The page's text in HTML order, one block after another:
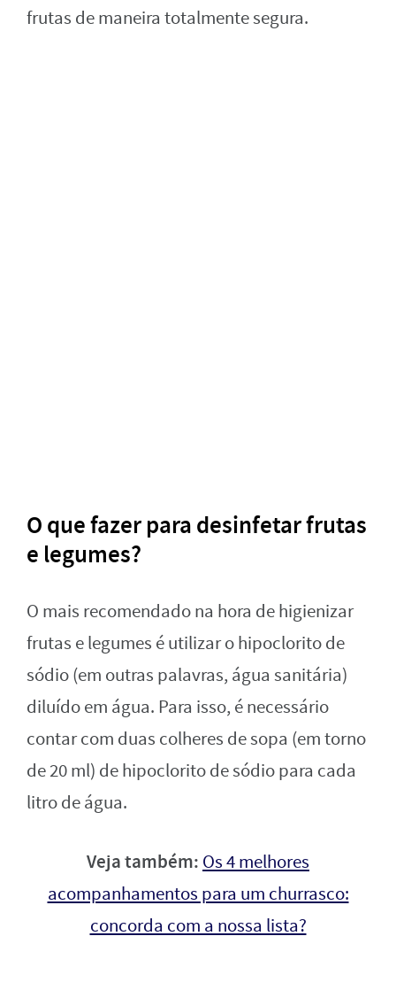
frutas de maneira totalmente segura.
O que fazer para desinfetar frutas
e legumes?
O mais recomendado na hora de higienizar
frutas e legumes é utilizar o hipoclorito de
sódio (em outras palavras, água sanitária)
diluído em água. Para isso, é necessário
contar com duas colheres de sopa (em torno
de 20 ml) de hipoclorito de sódio para cada
litro de água.
Veja também: Os 4 melhores
acompanhamentos para um churrasco:
concorda com a nossa lista?